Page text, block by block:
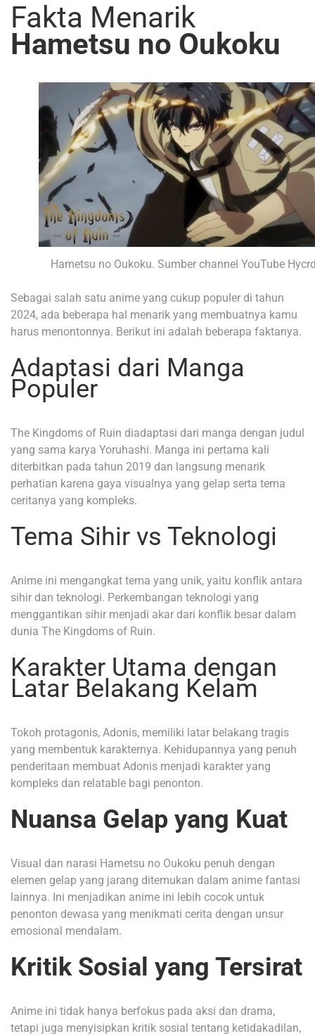
Fakta Menarik
Hametsu no Oukoku
Hametsu no Oukoku. Sumber channel YouTube
Sebagai salah satu anime yang cukup populer di tahun
2024, ada beberapa hal menarik yang membuatnya kamu
harus menontonnya. Berikut ini adalah beberapa faktanya.
Adaptasi dari Manga
Populer
The Kingdoms of Ruin diadaptasi dari manga dengan judul
yang sama karya Yoruhashi. Manga ini pertama kali
diterbitkan pada tahun 2019 dan langsung menarik
perhatian karena gaya visualnya yang gelap serta tema
ceritanya yang kompleks.
Tema Sihir vs Teknologi
Anime ini mengangkat tema yang unik, yaitu konflik antara
sihir dan teknologi. Perkembangan teknologi yang
menggantikan sihir menjadi akar dari konflik besar dalam
dunia The Kingdoms of Ruin.
Karakter Utama dengan
Latar Belakang Kelam
Tokoh protagonis, Adonis, memiliki latar belakang tragis
yang membentuk karakternya. Kehidupannya yang penuh
penderitaan membuat Adonis menjadi karakter yang
kompleks dan relatable bagi penonton.
Nuansa Gelap yang Kuat
Visual dan narasi Hametsu no Oukoku penuh dengan
elemen gelap yang jarang ditemukan dalam anime fantasi
lainnya. Ini menjadikan anime ini lebih cocok untuk
penonton dewasa yang menikmati cerita dengan unsur
emosional mendalam.
Kritik Sosial yang Tersirat
Anime ini tidak hanya berfokus pada aksi dan drama,
tetapi juga menyisipkan kritik sosial tentang ketidakadilan,